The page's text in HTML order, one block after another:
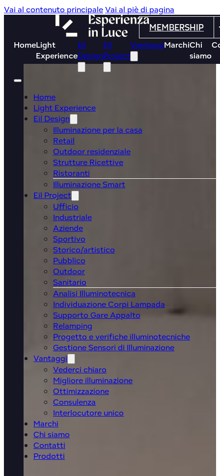
Vai al contenuto principaleVai al piè di pagina
MEMBERSHIP
HomeLight
Experience
Eil
Design
Eil
Project
VantaggiMarchiChi
siamo
Home
Light Experience
Eil Design
Illuminazione per la casa
Retail
Outdoor residenziale
Strutture Ricettive
Ristoranti
Illuminazione Smart
Eil Project
Ufficio
Industriale
Aziende
Sportivo
Storico/artistico
Pubblico
Outdoor
Sanitario
Analisi Illuminotecnica
Individuazione Corpi Lampada
Supporto Gare Appalto
Relamping
Progetto e verifiche illuminotecniche
Gestione Sensori di Illuminazione
Vantaggi
Vederci chiaro
Migliore illuminazione
Ottimizzazione
Consulenza
Interlocutore unico
Marchi
Chi siamo
Contatti
Prodotti